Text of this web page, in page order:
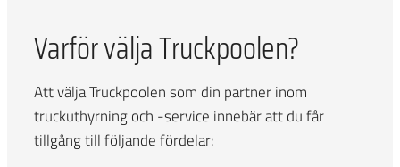
Varför välja Truckpoolen?
Att välja Truckpoolen som din partner inom
truckuthyrning och -service innebär att du får
tillgång till följande fördelar: